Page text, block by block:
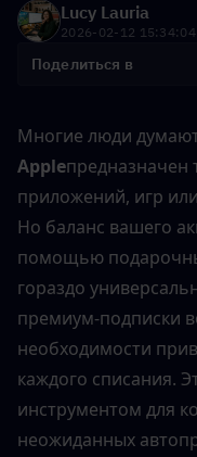
Lucy Lauria
2026-02-12 15:34:04
Поделиться в
Многие люди
Appleпредназначен
приложений, игр
Но баланс вашего
помощью
гораздо
премиум-подписки
необходимости
каждого списания.
инструментом для
неожиданных